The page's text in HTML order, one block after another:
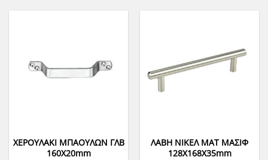
ΧΕΡΟΥΛΑΚΙ ΜΠΑΟΥΛΩΝ ΓΛΒ
160Χ20mm
ΛΑΒΗ ΝΙΚΕΛ ΜΑΤ ΜΑΣΙΦ
128Χ168Χ35mm